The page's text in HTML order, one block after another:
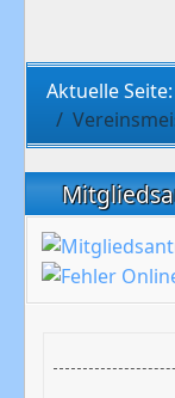
Aktuelle Seite: